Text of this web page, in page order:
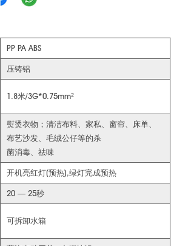
PP PA ABS
压铸铝
1.8米/3G*0.75mm²
熨烫衣物；清洁布料、家私、窗帘、床单、
布艺沙发、毛绒公仔等的杀
菌消毒、祛味
开机亮红灯(预热),绿灯完成预热
20 — 25秒
可拆卸水箱